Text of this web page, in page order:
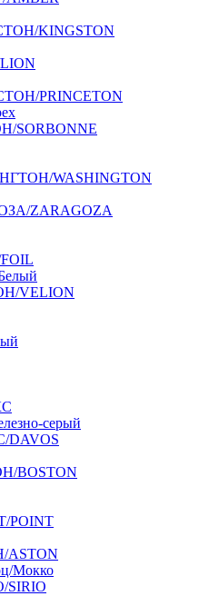
KINGSTON
PRINCETON
SORBONNE
WASHINGTON
ZARAGOZA
VELION
серый
DAVOS
BOSTON
POINT
ASTON
Мокко
SIRIO